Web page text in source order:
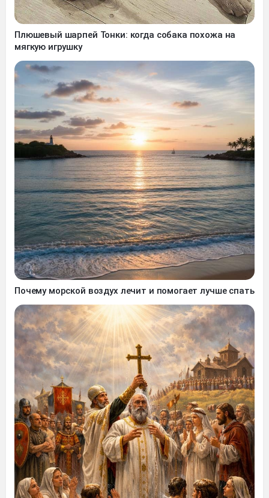
Плюшевый шарпей Тонки: когда собака похожа на
мягкую игрушку
Почему морской воздух лечит и помогает лучше спать